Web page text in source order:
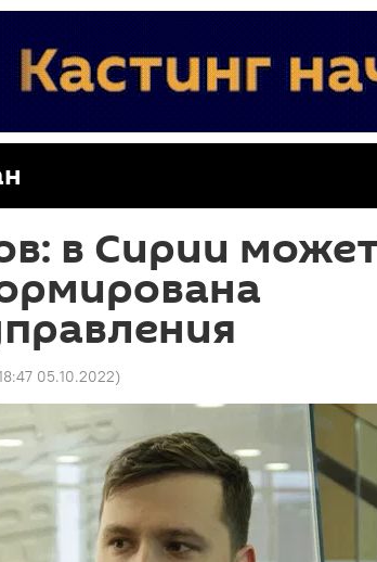
в Сирии
05.10.2022)